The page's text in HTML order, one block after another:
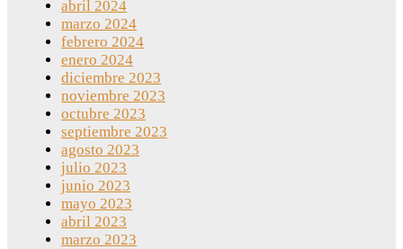
abril 2024
marzo 2024
febrero 2024
enero 2024
diciembre 2023
noviembre 2023
octubre 2023
septiembre 2023
agosto 2023
julio 2023
junio 2023
mayo 2023
abril 2023
marzo 2023